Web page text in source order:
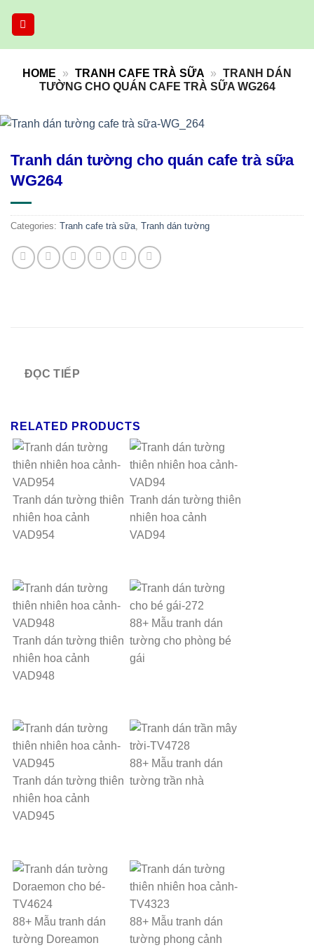
HOME » TRANH CAFE TRÀ SỮA » TRANH DÁN
TƯỜNG CHO QUÁN CAFE TRÀ SỮA WG264
Tranh dán tường cho quán cafe trà sữa
WG264
Categories: Tranh cafe trà sữa, Tranh dán tường
ĐỌC TIẾP
RELATED PRODUCTS
Tranh dán tường thiên
nhiên hoa cảnh
VAD954
Tranh dán tường thiên
nhiên hoa cảnh
VAD94
Tranh dán tường thiên
nhiên hoa cảnh
VAD948
88+ Mẫu tranh dán
tường cho phòng bé
gái
Tranh dán tường thiên
nhiên hoa cảnh
VAD945
88+ Mẫu tranh dán
tường trần nhà
88+ Mẫu tranh dán
tường Doreamon
88+ Mẫu tranh dán
tường phong cảnh